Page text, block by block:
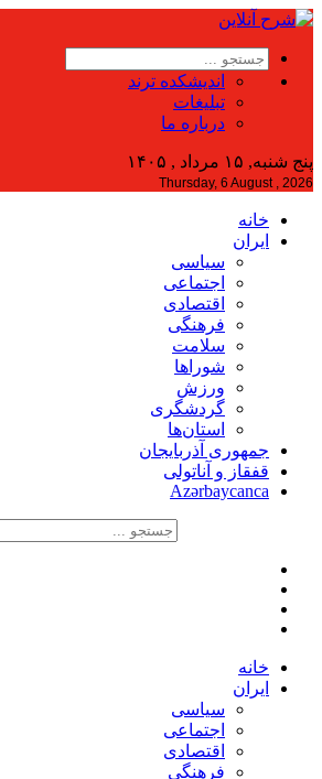
اندیشکده ترند
تبلیغات
درباره ما
پنج شنبه, ۱۵ مرداد , ۱۴۰۵
Thursday, 6 August , 2026
خانه
ایران
سیاسی
اجتماعی
اقتصادی
فرهنگی
سلامت
شوراها
ورزش
گردشگری
استان‌ها
جمهوری آذربایجان
قفقاز و آناتولی
Azərbaycanca
خانه
ایران
سیاسی
اجتماعی
اقتصادی
فرهنگی